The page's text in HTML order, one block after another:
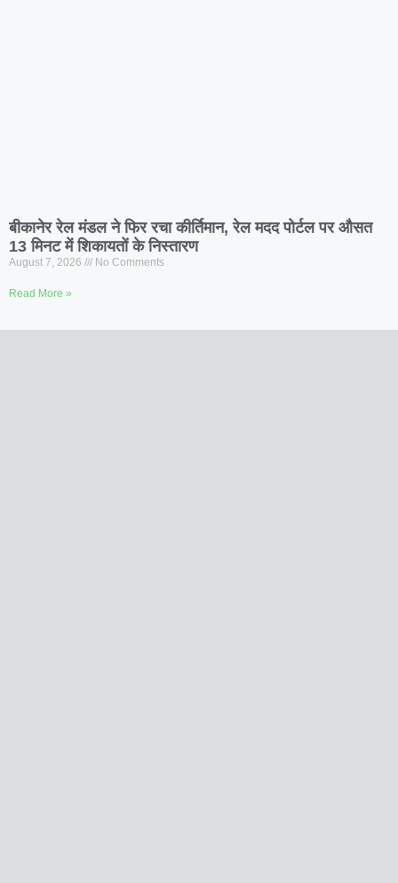
बीकानेर रेल मंडल ने फिर रचा कीर्तिमान, रेल मदद पोर्टल पर औसत
13 मिनट में शिकायतों के निस्तारण
August 7, 2026 No Comments
Read More »